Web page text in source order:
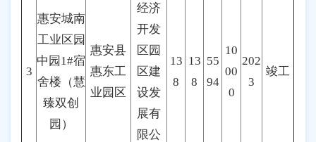
3
惠安城南
工业区园
中园1#宿
舍楼（慧
臻双创
园）
惠安县
惠东工
业园区
经济
开发
区园
区建
设发
展有
限公
13
8
13
8
55
94
10
00
0
202
3
竣工